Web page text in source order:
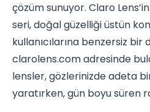
çözüm sunuyor. Claro
seri, doğal güzelliği üstün
kullanıcılarına benzersiz
clarolens.com adresinde
lensler, gözlerinizde adeta
yaratırken, gün boyu süren